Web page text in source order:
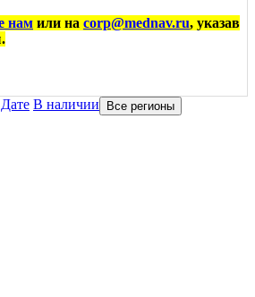
нам или на corp@mednav.ru, указав
Дате В наличии Все регионы